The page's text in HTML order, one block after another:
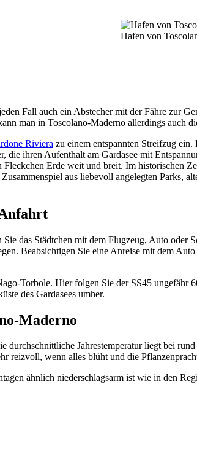
Hafen von
Fall auch ein Abstecher mit der Fähre zur
man in Toscolano-Maderno allerdings auch
Riviera zu einem entspannten Streifzug
ihren Aufenthalt am Gardasee mit
Erde weit und breit. Im historischen
aus liebevoll angelegten Parks,
das Städtchen mit dem Flugzeug, Auto
Beabsichtigen Sie eine Anreise mit dem
Torbole. Hier folgen Sie der SS45 ungefähr
des Gardasees umher.
Maderno
Jahrestemperatur liegt bei
reizvoll, wenn alles blüht und die
ähnlich niederschlagsarm ist wie in den